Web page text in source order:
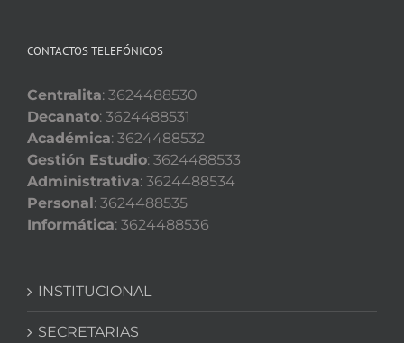
CONTACTOS TELEFÓNICOS
Centralita: 3624488530
Decanato: 3624488531
Académica: 3624488532
Gestión Estudio: 3624488533
Administrativa: 3624488534
Personal: 3624488535
Informática: 3624488536
INSTITUCIONAL
SECRETARIAS